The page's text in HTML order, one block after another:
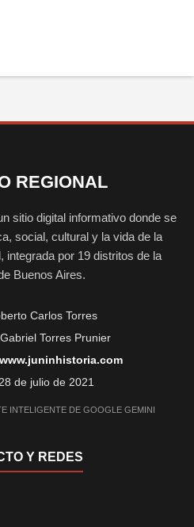
REGIONAL
sitio digital informativo donde se
social, cultural y la vida de la
integrada por 19 distritos de la
Buenos Aires.
Carlos Torres
Torres Prunier
www.juninhistoria.com
28 de julio de 2021
INTELIGENTE DE GOOGLE GEMINI
Y REDES